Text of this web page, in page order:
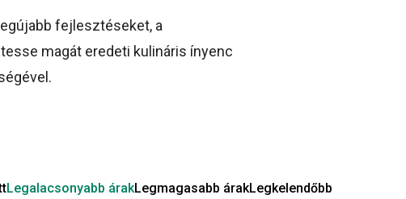
fejlesztéseket, a
magát eredeti kulináris ínyenc
Legalacsonyabb árakLegmagasabb árakLegkelendőbb